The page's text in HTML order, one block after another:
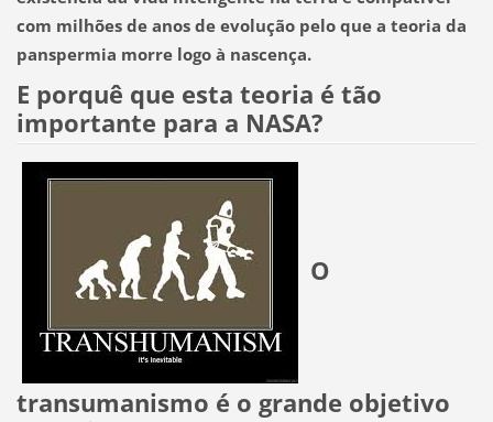
com milhões de anos de evolução pelo que a teoria da
panspermia morre logo à nascença.
E porquê que esta teoria é tão
importante para a NASA?
O
transumanismo é o grande objetivo